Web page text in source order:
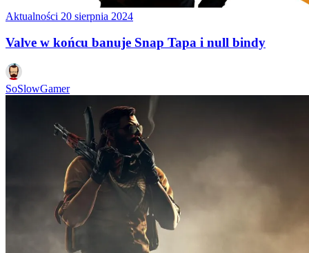
Aktualności 20 sierpnia 2024
Valve w końcu banuje Snap Tapa i null bindy
SoSlowGamer